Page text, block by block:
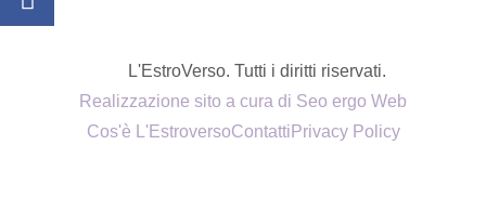
L'EstroVerso. Tutti i diritti riservati.
Realizzazione sito a cura di Seo ergo Web
Cos'è L'EstroversoContatti Privacy Policy